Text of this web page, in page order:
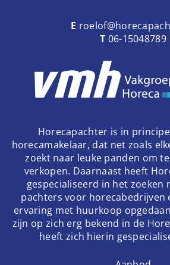
E
T 06-15048789
Horecapachter is in
horecamakelaar, dat net zoals
zoekt naar leuke panden om
verkopen. Daarnaast heeft
gespecialiseerd in het zoeken
pachters voor horecabedrijven
ervaring met huurkoop
zijn op zich erg bekend in de
heeft zich hierin